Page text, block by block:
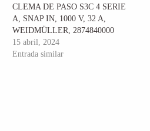
CLEMA DE PASO S3C 4 SERIE
A, SNAP IN, 1000 V, 32 A,
WEIDMÜLLER, 2874840000
15 abril, 2024
Entrada similar